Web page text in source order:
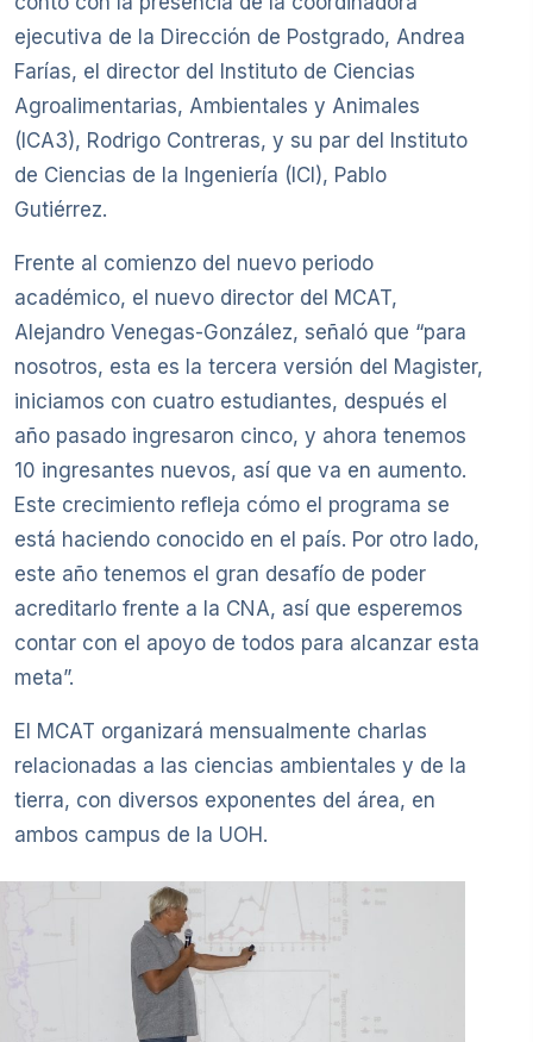
ejecutiva de la Dirección de Postgrado, Andrea
Farías, el director del Instituto de Ciencias
Agroalimentarias, Ambientales y Animales
(ICA3), Rodrigo Contreras, y su par del Instituto
de Ciencias de la Ingeniería (ICI), Pablo
Gutiérrez.
Frente al comienzo del nuevo periodo
académico, el nuevo director del MCAT,
Alejandro Venegas-González, señaló que “para
nosotros, esta es la tercera versión del Magister,
iniciamos con cuatro estudiantes, después el
año pasado ingresaron cinco, y ahora tenemos
10 ingresantes nuevos, así que va en aumento.
Este crecimiento refleja cómo el programa se
está haciendo conocido en el país. Por otro lado,
este año tenemos el gran desafío de poder
acreditarlo frente a la CNA, así que esperemos
contar con el apoyo de todos para alcanzar esta
meta”.
El MCAT organizará mensualmente charlas
relacionadas a las ciencias ambientales y de la
tierra, con diversos exponentes del área, en
ambos campus de la UOH.